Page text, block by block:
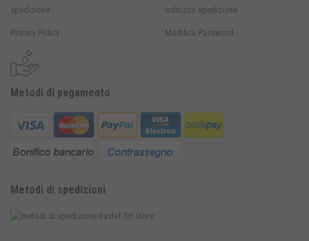
Metodi di pagamento
Metodi di spedizioni
spedizione
Privacy Policy
Indirizzo spedizione
Modifica Password